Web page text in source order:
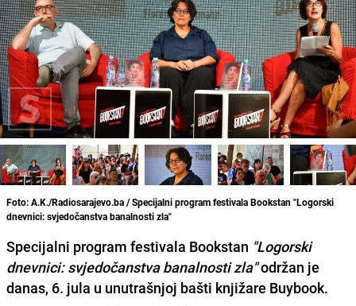
Foto: A.K./Radiosarajevo.ba / Specijalni program festivala Bookstan "Logorski
dnevnici: svjedočanstva banalnosti zla"
Specijalni program festivala Bookstan "Logorski
dnevnici: svjedočanstva banalnosti zla"održan je
danas, 6. jula u unutrašnjoj bašti knjižare Buybook.